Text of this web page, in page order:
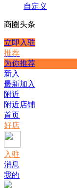
自定义
商圈头条
立即入驻
推荐
为你推荐
新入
最新加入
附近
附近店铺
首页
好店
入驻
消息
我的